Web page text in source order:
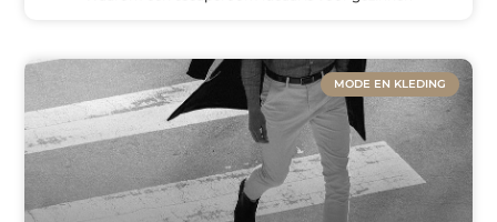
MODE EN KLEDING